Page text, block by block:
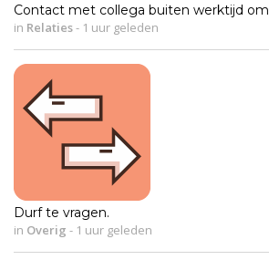
Contact met collega buiten werktijd om
in Relaties- 1 uur geleden
Durf te vragen.
in Overig - 1 uur geleden